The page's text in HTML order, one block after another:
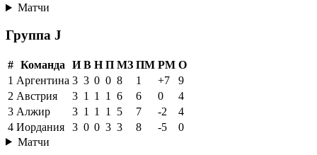
Матчи
Группа J
# Команда И В Н П МЗ ПМ РМ О
1 Аргентина 3 3 0 0 8 1 +7
9
2 Австрия 3 1 1 1 6 6 0
4
3 Алжир 3 1 1 1 5 7 -2
4
4 Иордания 3 0 0 3 3 8 -5
0
Матчи